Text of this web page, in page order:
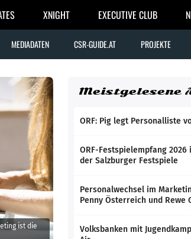
XNIGHT EXECUTIVE CLUB
MEDIADATEN CSR-GUIDE.AT PROJEKTE
ist die
Meistgelesene
ORF: Pig legt Personalliste
ORF-Festspielempfang 2026
der Salzburger Festspiele
Personalwechsel im
Penny Österreich und Rewe
Volksbanken mit